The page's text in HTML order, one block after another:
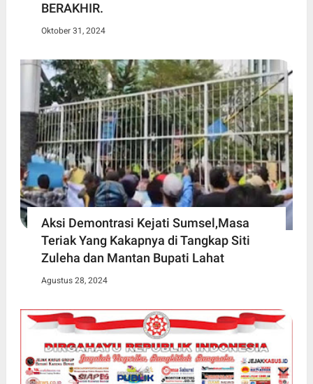
BERAKHIR.
Oktober 31, 2024
Aksi Demontrasi Kejati Sumsel,Masa
Teriak Yang Kakapnya di Tangkap Siti
Zuleha dan Mantan Bupati Lahat
Agustus 28, 2024